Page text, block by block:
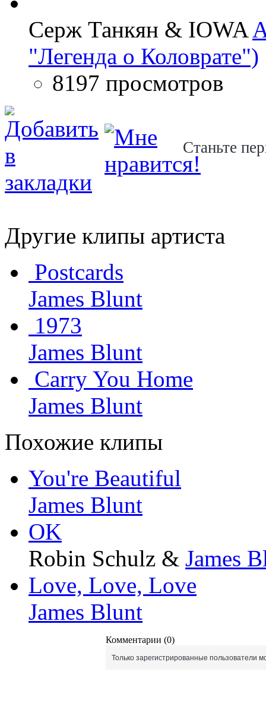
Серж Танкян & IOWA
"Легенда о Коловрате")
8197 просмотров
Станьте
Другие клипы артиста
Postcards
James Blunt
1973
James Blunt
Carry You Home
James Blunt
Похожие клипы
You're Beautiful
James Blunt
OK
Robin Schulz & James
Love, Love, Love
James Blunt
Комментарии (0)
Только зарегистрированные пользователи